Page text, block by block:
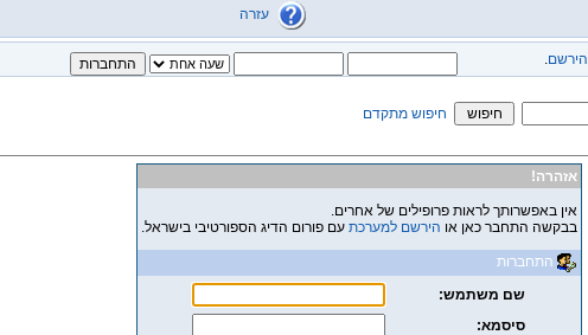
עזרה
הירשם.
חיפוש מתקדם
אזהרה!
אין באפשרותך לראות פרופילים של אחרים.
בבקשה התחבר כאן או הירשם למערכת עם פורום הדיג הספורטיבי בישראל.
התחברות
שם משתמש:
סיסמא: